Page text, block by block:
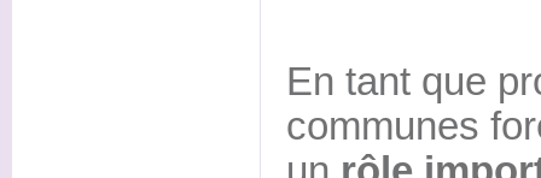
En tant que
communes